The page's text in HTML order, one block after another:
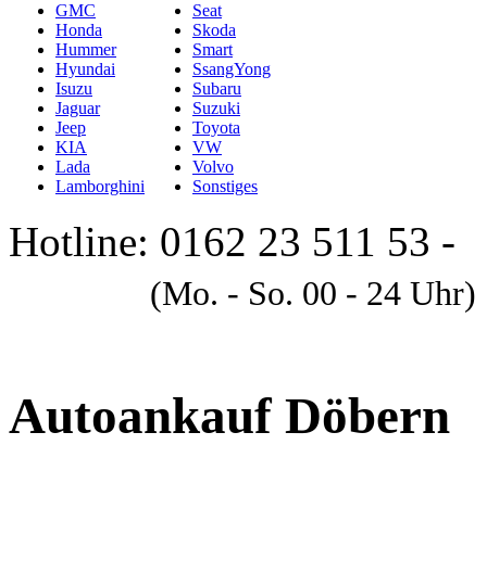
GMC
Honda
Hummer
Hyundai
Isuzu
Jaguar
Jeep
KIA
Lada
Lamborghini
Seat
Skoda
Smart
SsangYong
Subaru
Suzuki
Toyota
VW
Volvo
Sonstiges
Hotline: 0162 23 511 53 -
(Mo. - So. 00 - 24 Uhr)
Autoankauf Döbern